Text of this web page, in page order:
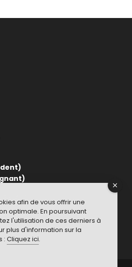
afin de vous offrir une
optimale. En poursuivant
l'utilisation de ces derniers à
plus d'information sur la
: Cliquez ici.